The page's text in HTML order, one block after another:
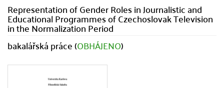
Representation of Gender Roles in Journalistic and
Educational Programmes of Czechoslovak Television
in the Normalization Period
bakalářská práce (OBHÁJENO)